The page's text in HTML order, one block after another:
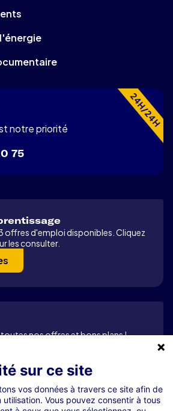
24H/24H
notre priorité
75
offres d'emploi disponibles. Cliquez
les consulter.
nos offres et bons plans !
réservés R-GDS 2026
sur ce site
vos données à travers ce site afin de
Vous pouvez consentir à tous